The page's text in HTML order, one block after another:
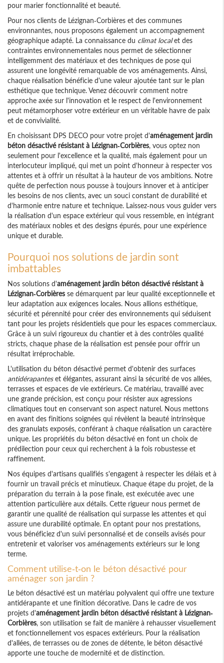
pour marier fonctionnalité et beauté.
Pour nos clients de Lézignan-Corbières et des communes
environnantes, nous proposons également un accompagnement
géographique adapté. La connaissance du climat localet des
contraintes environnementales nous permet de sélectionner
intelligemment des matériaux et des techniques de pose qui
assurent une longévité remarquable de vos aménagements. Ainsi,
chaque réalisation bénéficie d'une valeur ajoutée tant sur le plan
esthétique que technique. Venez découvrir comment notre
approche axée sur l'innovation et le respect de l'environnement
peut métamorphoser votre extérieur en un véritable havre de paix
et de convivialité.
En choisissant DPS DECO pour votre projet d'aménagement jardin
béton désactivé résistant à Lézignan-Corbières, vous optez non
seulement pour l'excellence et la qualité, mais également pour un
interlocuteur impliqué, qui met un point d'honneur à respecter vos
attentes et à offrir un résultat à la hauteur de vos ambitions. Notre
quête de perfection nous pousse à toujours innover et à anticiper
les besoins de nos clients, avec un souci constant de durabilité et
d'harmonie entre nature et technique. Laissez-nous vous guider vers
la réalisation d'un espace extérieur qui vous ressemble, en intégrant
des matériaux nobles et des designs épurés, pour une expérience
unique et durable.
Pourquoi nos solutions de jardin sont
imbattables
Nos solutions d'aménagement jardin béton désactivé résistant à
Lézignan-Corbières se démarquent par leur qualité exceptionnelle et
leur adaptation aux exigences locales. Nous allions esthétique,
sécurité et pérennité pour créer des environnements qui séduisent
tant pour les projets résidentiels que pour les espaces commerciaux.
Grâce à un suivi rigoureux du chantier et à des contrôles qualité
stricts, chaque phase de la réalisation est pensée pour offrir un
résultat irréprochable.
L'utilisation du béton désactivé permet d'obtenir des surfaces
antidérapanteset élégantes, assurant ainsi la sécurité de vos allées,
terrasses et espaces de vie extérieurs. Ce matériau, travaillé avec
une grande précision, est conçu pour résister aux agressions
climatiques tout en conservant son aspect naturel. Nous mettons
en avant des finitions soignées qui révèlent la beauté intrinsèque
des granulats exposés, conférant à chaque réalisation un caractère
unique. Les propriétés du béton désactivé en font un choix de
prédilection pour ceux qui recherchent à la fois robustesse et
raffinement.
Nos équipes d'artisans qualifiés s'engagent à respecter les délais et à
fournir un travail précis et minutieux. Chaque étape du projet, de la
préparation du terrain à la pose finale, est exécutée avec une
attention particulière aux détails. Cette rigueur nous permet de
garantir une qualité de réalisation qui surpasse les attentes et qui
assure une durabilité optimale. En optant pour nos prestations,
vous bénéficiez d'un suivi personnalisé et de conseils avisés pour
entretenir et valoriser vos aménagements extérieurs sur le long
terme.
Comment utilise-t-on le béton désactivé pour
aménager son jardin ?
Le béton désactivé est un matériau polyvalent qui offre une texture
antidérapante et une finition décorative. Dans le cadre de vos
projets d'aménagement jardin béton désactivé résistant à Lézignan-
Corbières, son utilisation se fait de manière à rehausser visuellement
et fonctionnellement vos espaces extérieurs. Pour la réalisation
d'allées, de terrasses ou de zones de détente, le béton désactivé
apporte une touche de modernité et de distinction.